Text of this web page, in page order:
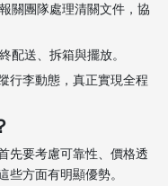
關團隊處理清關文件，協
配送、拆箱與擺放。
行李動態，真正實現全程
先要考慮可靠性、價格透
些方面有明顯優勢。